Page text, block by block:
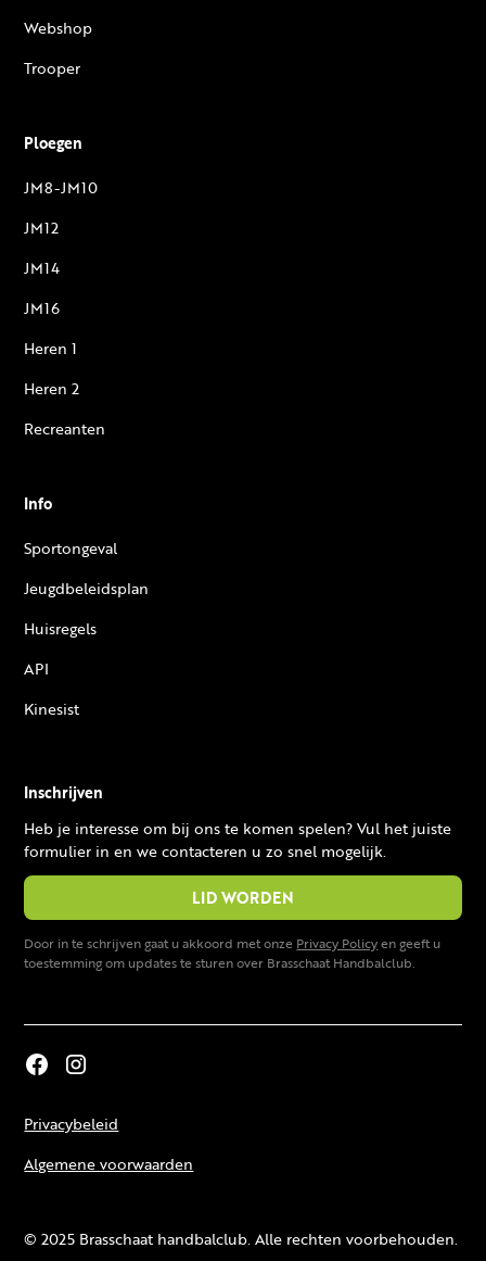
Webshop
Trooper
Ploegen
JM8-JM10
JM12
JM14
JM16
Heren 1
Heren 2
Recreanten
Info
Sportongeval
Jeugdbeleidsplan
Huisregels
API
Kinesist
Inschrijven
Heb je interesse om bij ons te komen spelen? Vul het juiste
formulier in en we contacteren u zo snel mogelijk.
LID WORDEN
Door in te schrijven gaat u akkoord met onze Privacy Policyen geeft u
toestemming om updates te sturen over Brasschaat Handbalclub.
© 2025 Brasschaat handbalclub. Alle rechten voorbehouden.
Privacybeleid
Algemene voorwaarden